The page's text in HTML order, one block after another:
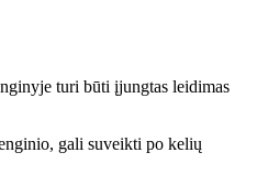
turi būti įjungtas leidimas
gali suveikti po kelių